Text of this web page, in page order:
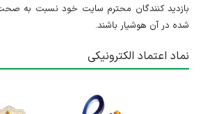
بازدید کنندگان محترم سایت خود نسبت به
شده در آن هوشیار باشند.
نماد اعتماد الکترونیکی